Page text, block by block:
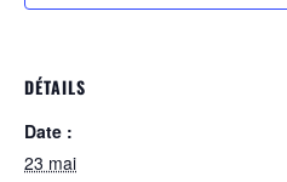
DÉTAILS
Date :
23 mai